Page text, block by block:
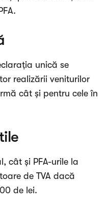
unică se
realizării veniturilor
cât și pentru cele în
cât și PFA-urile la
de TVA dacă
de lei.